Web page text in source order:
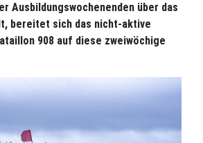
Ausbildungswochenenden über das
bereitet sich das nicht-aktive
908 auf diese zweiwöchige